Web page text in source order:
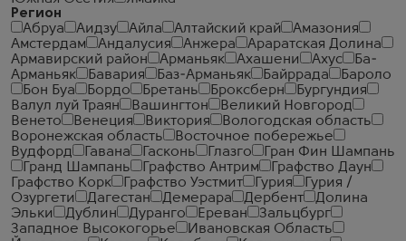
Регион
Абруа
Аидзу Айла Алтайский край
Амазония
Амстердам
Андалусия Анжера
Араратская Долина
Армавирский район
Арманьяк Ахашени Ахус
Ба-
Арманьяк
Бавария Баз-Арманьяк Байррада
Бароло
Бон Буа
Бордо Бретань Броксберн
Бургундия
Валул луй Траян
Вашингтон
Великий Новгород
Венето
Венеция Виктория
Вологодская область
Воронежская область
Восточное побережье
Вудфорд
Гавана Гасконь Глазго
Гран Фин Шампань
Гранд Шампань
Графство Антрим
Графство Даун
Графство Корк
Графство Уэстмит Гурия
Гурия /
Озургети
Дагестан Демерара Дербент
Долина
Эльки
Дублин Дуранго Ереван
Зальцбург
Западное Высокогорье
Ивановская Область